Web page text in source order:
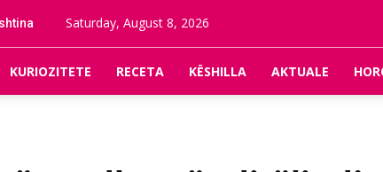
Saturday, August 8, 2026
KURIOZITETE RECETA KËSHILLA AKTUALE